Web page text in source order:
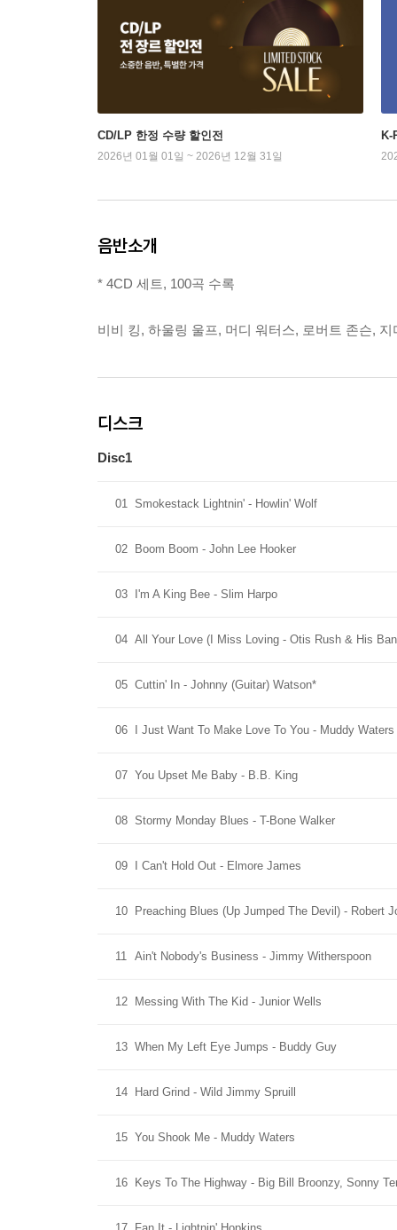
CD/LP 한정 수량 할인전
2026년 01월 01일 ~ 2026년 12월 31일
K-
음반소개
* 4CD 세트, 100곡 수록
비비 킹, 하울링 울프, 머디 워터스, 로버트 존슨,
디스크
Disc1
01 Smokestack Lightnin' - Howlin' Wolf
02 Boom Boom - John Lee Hooker
03 I'm A King Bee - Slim Harpo
04 All Your Love (I Miss Loving - Otis Rush & His
05 Cuttin' In - Johnny (Guitar) Watson*
06 I Just Want To Make Love To You - Muddy Waters
07 You Upset Me Baby - B.B. King
08 Stormy Monday Blues - T-Bone Walker
09 I Can't Hold Out - Elmore James
10 Preaching Blues (Up Jumped The Devil) - Robert
11 Ain't Nobody's Business - Jimmy Witherspoon
12 Messing With The Kid - Junior Wells
13 When My Left Eye Jumps - Buddy Guy
14 Hard Grind - Wild Jimmy Spruill
15 You Shook Me - Muddy Waters
16 Keys To The Highway - Big Bill Broonzy, Sonny